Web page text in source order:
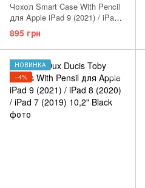
Чохол Smart Case With Pencil
для Apple iPad 9 (2021) / iPad 8
(2020) / iPad 7 (2019) 10,2" /
iPad Air 3 (2019) / iPad Pro 2
(2017) 10.5" Dark blue
895 грн
НОВИНКА
−4%